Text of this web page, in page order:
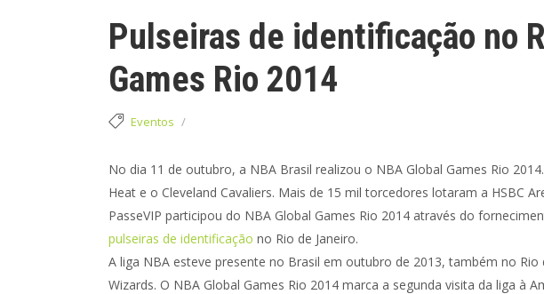
Pulseiras de identificação no
Games Rio 2014
Eventos
No dia 11 de outubro, a NBA Brasil realizou o NBA Global Games Rio
Heat e o Cleveland Cavaliers. Mais de 15 mil torcedores lotaram a HSBC
PasseVIP participou do NBA Global Games Rio 2014 através do
pulseiras de identificação no Rio de Janeiro.
A liga NBA esteve presente no Brasil em outubro de 2013, também no Rio
Wizards. O NBA Global Games Rio 2014 marca a segunda visita da liga à